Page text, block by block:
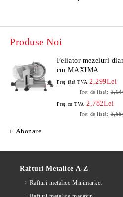
Produse Noi
Feliator mezeluri
cm MAXIMA
Preţ fără TVA 2,299Lei
Preț de listă:
Preţ cu TVA 2,782Lei
Preț de listă:
Abonare
Rafturi Metalice A-Z
Rafturi metalice Minimarket